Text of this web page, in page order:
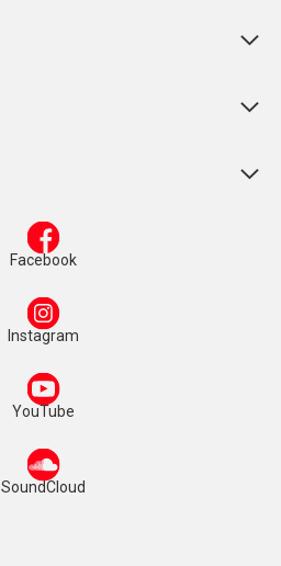
Facebook
Instagram
YouTube
SoundCloud